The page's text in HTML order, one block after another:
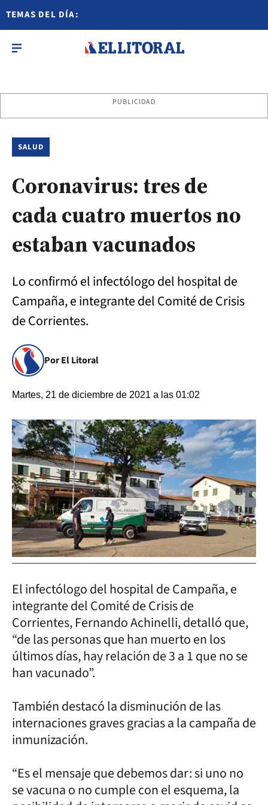
TEMAS DEL DÍA:
PUBLICIDAD
SALUD
Coronavirus: tres de
cada cuatro muertos no
estaban vacunados
Lo confirmó el infectólogo del hospital de
Campaña, e integrante del Comité de Crisis
de Corrientes.
Por El Litoral
Martes, 21 de diciembre de 2021 a las 01:02
El infectólogo del hospital de Campaña, e
integrante del Comité de Crisis de
Corrientes, Fernando Achinelli, detalló que,
“de las personas que han muerto en los
últimos días, hay relación de 3 a 1 que no se
han vacunado”.
También destacó la disminución de las
internaciones graves gracias a la campaña de
inmunización.
“Es el mensaje que debemos dar: si uno no
se vacuna o no cumple con el esquema, la